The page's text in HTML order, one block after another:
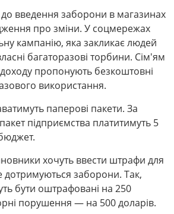
до введення заборони в магазинах
про зміни. У соцмережах
кампанію, яка закликає людей
багаторазові торбини. Сім'ям
пропонують безкоштовні
використання.
паперові пакети. За
підприємства платитимуть 5
хочуть ввести штрафи для
дотримуються заборони. Так,
бути оштрафовані на 250
порушення — на 500 доларів.